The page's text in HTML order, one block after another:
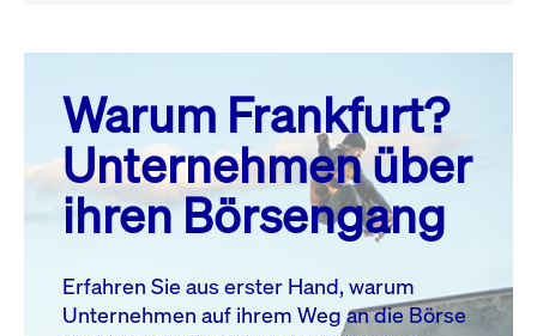
August 26
MO. DI. MI. DO. FR. SA. SO.
1
2
3
4 5 6 7 8
10 11 13 14
17
18 19 20 21 22
23
Warum Frankfurt?
Unternehmen über
ihren Börsengang
Erfahren Sie aus erster Hand, warum
Unternehmen auf ihrem Weg an die Börse